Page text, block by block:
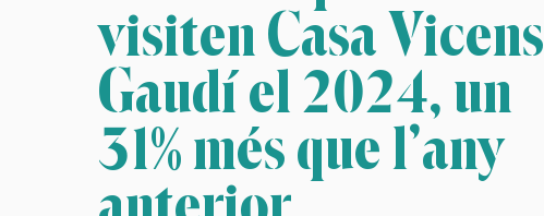
visiten Casa Vicens
Gaudí el 2024, un
31% més que l’any